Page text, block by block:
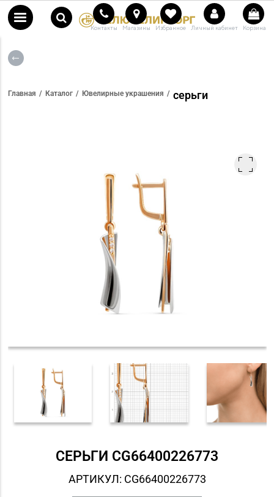
Контакты Магазины Избранное Личный кабинет Корзина
Главная Каталог Ювелирные украшения серьги
СЕРЬГИ СG66400226773
АРТИКУЛ: СG66400226773